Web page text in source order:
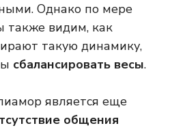
Однако по мере
также видим, как
такую ​​динамику,
сбалансировать весы.
является еще
общения